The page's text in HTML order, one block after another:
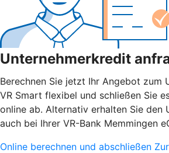
Unternehmerkredit
Berechnen Sie jetzt Ihr Angebot zum
VR Smart flexibel und schließen Sie
online ab. Alternativ erhalten Sie den
auch bei Ihrer VR-Bank Memmingen
Online berechnen und abschließen